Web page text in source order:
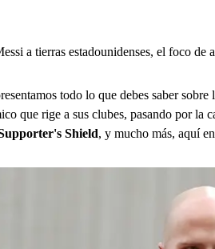
a tierras estadounidenses, el foco de
todo lo que debes saber sobre
que rige a sus clubes, pasando por la
Shield, y mucho más, aquí en